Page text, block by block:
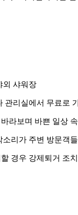
외 샤워장
관리실에서 무료로
라보며 바쁜 일상
리가 주변 방문객
경우 강제퇴거 조